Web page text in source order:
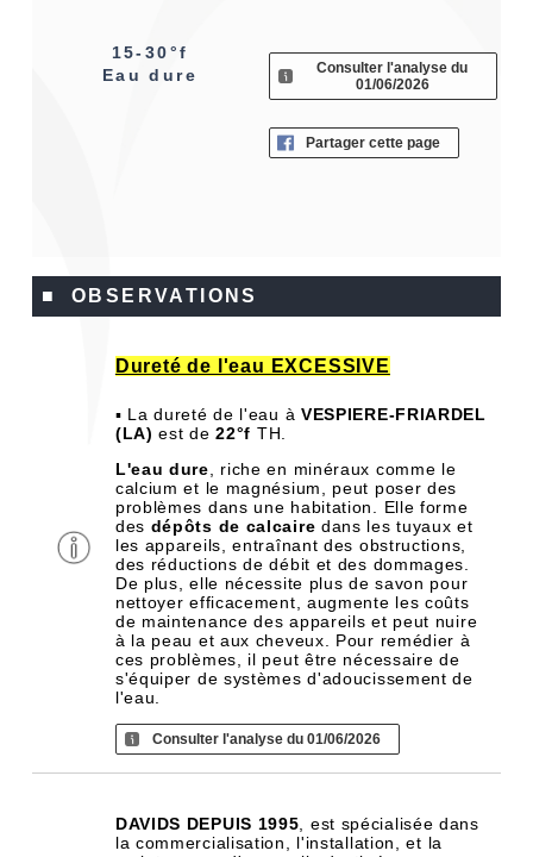
15-30°f
Eau dure
Consulter l'analyse du
01/06/2026
Partager cette page
■ OBSERVATIONS
Dureté de l'eau EXCESSIVE
▪ La dureté de l'eau à VESPIERE-FRIARDEL
(LA) est de22°f TH.
L'eau dure , riche en minéraux comme le
calcium et le magnésium, peut poser des
problèmes dans une habitation. Elle forme
des dépôts de calcaire dans les tuyaux et
les appareils, entraînant des obstructions,
des réductions de débit et des dommages.
De plus, elle nécessite plus de savon pour
nettoyer efficacement, augmente les coûts
de maintenance des appareils et peut nuire
à la peau et aux cheveux. Pour remédier à
ces problèmes, il peut être nécessaire de
s'équiper de systèmes d'adoucissement de
l'eau.
Consulter l'analyse du 01/06/2026
DAVIDS DEPUIS 1995 , est spécialisée dans
la commercialisation, l'installation, et la